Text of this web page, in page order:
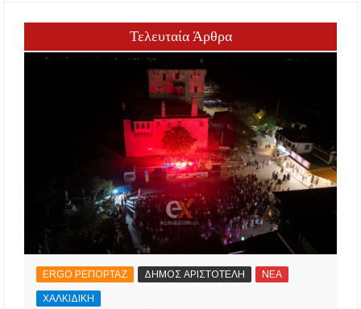
Τελευταία Άρθρα
ERGO ΡΕΠΟΡΤΑΖ ΔΗΜΟΣ ΑΡΙΣΤΟΤΕΛΗ ΝΕΑ
ΧΑΛΚΙΔΙΚΗ